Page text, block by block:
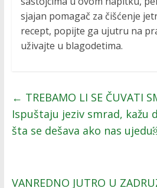
sjajan pomagač za čišćenje
recept, popijte ga ujutru na
uživajte u blagodetima.
← TREBAMO LI SE ČUVATI
Ispuštaju jeziv smrad, kažu
šta se dešava ako nas
VANREDNO JUTRO U